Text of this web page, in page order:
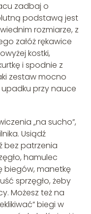
zadbaj o
podstawą jest
rozmiarze, z
załóż rękawice
kostki,
i spodnie z
zestaw mocno
przy nauce
„na sucho”,
Usiądź
bez patrzenia
hamulec
biegów, manetkę
sprzęgło, żeby
Możesz też na
biegi w